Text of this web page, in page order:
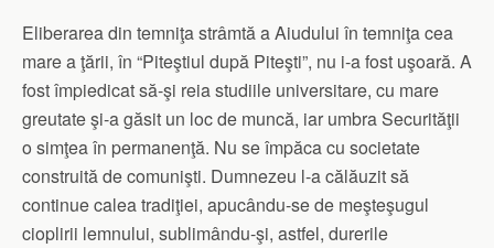
Eliberarea din temniţa strâmtă a Aiudului în temniţa cea
mare a ţării, în “Piteştiul după Piteşti”, nu i-a fost uşoară. A
fost împiedicat să-şi reia studiile universitare, cu mare
greutate şi-a găsit un loc de muncă, iar umbra Securităţii
o simţea în permanenţă. Nu se împăca cu societate
construită de comunişti. Dumnezeu l-a călăuzit să
continue calea tradiţiei, apucându-se de meşteşugul
cioplirii lemnului, sublimându-şi, astfel, durerile